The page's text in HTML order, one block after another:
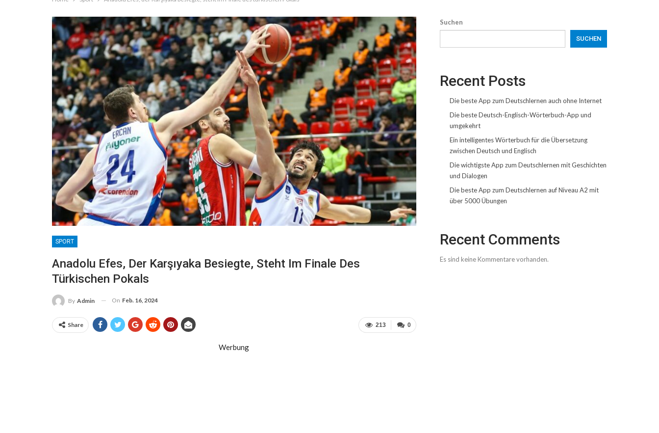
SPORT
Anadolu Efes, Der Karşıyaka Besiegte, Steht Im Finale Des
Türkischen Pokals
By Admin On Feb. 16, 2024
0
213
Share
Werbung
Suchen
SUCHEN
Recent Posts
Die beste App zum Deutschlernen auch ohne Internet
Die beste Deutsch-Englisch-Wörterbuch-App und
umgekehrt
Ein intelligentes Wörterbuch für die Übersetzung
zwischen Deutsch und Englisch
Die wichtigste App zum Deutschlernen mit Geschichten
und Dialogen
Die beste App zum Deutschlernen auf Niveau A2 mit
über 5000 Übungen
Recent Comments
Es sind keine Kommentare vorhanden.